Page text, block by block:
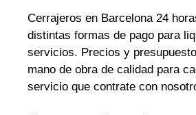
Cerrajeros en Barcelona 24
distintas formas de pago para
servicios. Precios y
mano de obra de calidad para
servicio que contrate con